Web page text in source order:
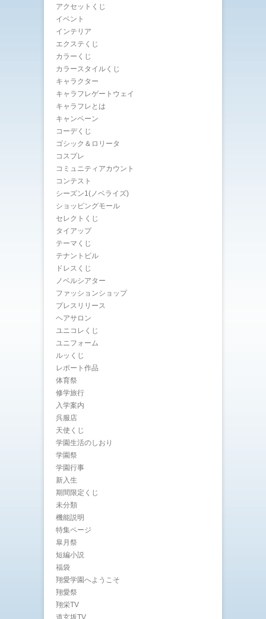
アクセットくじ
イベント
インテリア
エクステくじ
カラーくじ
カラースタイルくじ
キャラクター
キャラフレゲートウェイ
キャラフレとは
キャンペーン
コーデくじ
ゴシック＆ロリータ
コスプレ
コミュニティアカウント
コンテスト
シーズン1(ノベライズ)
ショッピングモール
セレクトくじ
タイアップ
テーマくじ
テナントビル
ドレスくじ
ノベルシアター
ファッションショップ
プレスリリース
ヘアサロン
ユニコレくじ
ユニフォーム
ルッくじ
レポート作品
体育祭
修学旅行
入学案内
呉服店
天使くじ
学園生活のしおり
学園祭
学園行事
新入生
期間限定くじ
未分類
機能説明
特集ページ
皐月祭
短編小説
福袋
翔愛学園へようこそ
翔愛祭
翔栄TV
道玄坂TV